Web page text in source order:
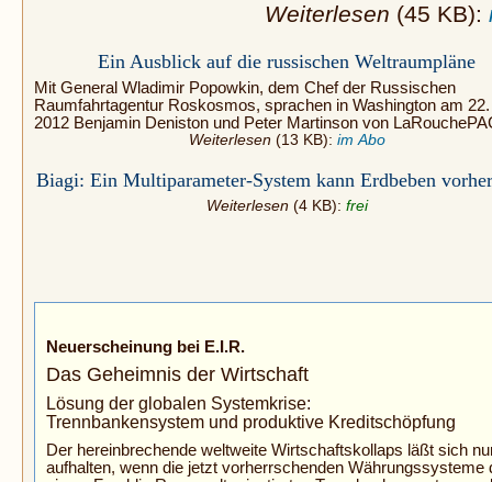
Weiterlesen (45 KB):
Ein Ausblick auf die russischen Weltraumpläne
Mit General Wladimir Popowkin, dem Chef der Russischen
Raumfahrtagentur Roskosmos, sprachen in Washington am
2012 Benjamin Deniston und Peter Martinson von
Weiterlesen(13 KB): im Abo
Biagi: Ein Multiparameter-System kann Erdbeben
Weiterlesen(4 KB): frei
Neuerscheinung bei E.I.R.
Das Geheimnis der Wirtschaft
Lösung der globalen Systemkrise:
Trennbankensystem und produktive Kreditschöpfung
Der hereinbrechende weltweite Wirtschaftskollaps läßt sich
aufhalten, wenn die jetzt vorherrschenden Währungssysteme